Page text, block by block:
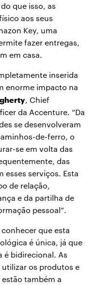
que isso, as
aos seus
Key, uma
fazer entregas,
em casa.
inserida
enorme impacto na
, Chief
da Accenture. “Da
se desenvolveram
de-ferro, o
se em volta das
das
esses serviços. Esta
de relação,
e da partilha de
pessoal”.
que esta
é única, já que
é bidirecional. As
utilizar os produtos e
também a